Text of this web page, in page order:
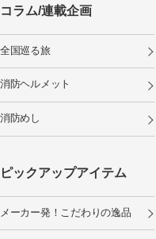
コラム/連載企画
全国巡る旅
消防ヘルメット
消防めし
ピックアップアイテム
メーカー発！こだわりの逸品